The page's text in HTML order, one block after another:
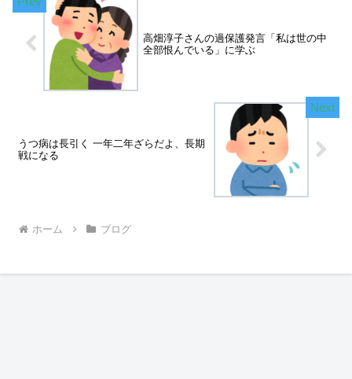
高畑淳子さんの過保護発言「私は世の中
全部恨んでいる」に学ぶ
うつ病は長引く 一年二年ざらだよ、長期
戦になる
ホーム ブログ